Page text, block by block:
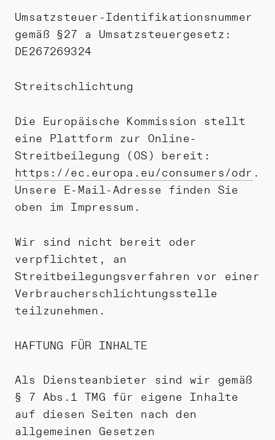
Umsatzsteuer-Identifikationsnummer
gemäß §27 a Umsatzsteuergesetz:
DE267269324
Streitschlichtung
Die Europäische Kommission stellt
eine Plattform zur Online-
Streitbeilegung (OS) bereit:
https://ec.europa.eu/consumers/odr .
Unsere E-Mail-Adresse finden Sie
oben im Impressum.
Wir sind nicht bereit oder
verpflichtet, an
Streitbeilegungsverfahren vor einer
Verbraucherschlichtungsstelle
teilzunehmen.
HAFTUNG FÜR INHALTE
Als Diensteanbieter sind wir gemäß
§ 7 Abs.1 TMG für eigene Inhalte
auf diesen Seiten nach den
allgemeinen Gesetzen